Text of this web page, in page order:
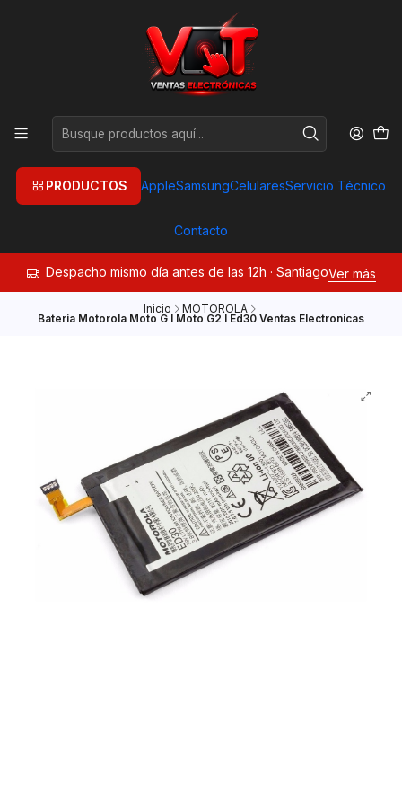
PRODUCTOS AppleSamsungCelularesServicio Técnico
Contacto
Despacho mismo día antes de las 12h · SantiagoVer más
Inicio MOTOROLA
Bateria Motorola Moto G I Moto G2 I Ed30 Ventas Electronicas